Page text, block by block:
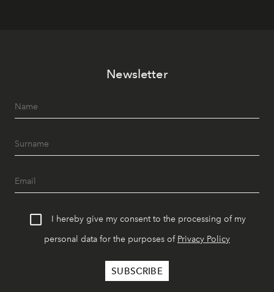
Newsletter
I hereby give my consent to the processing of my
personal data for the purposes of Privacy Policy